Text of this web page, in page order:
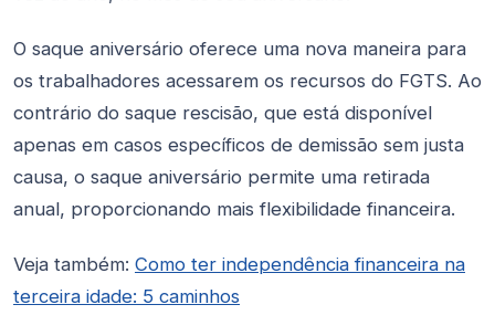
O saque aniversário oferece uma nova maneira para
os trabalhadores acessarem os recursos do FGTS. Ao
contrário do saque rescisão, que está disponível
apenas em casos específicos de demissão sem justa
causa, o saque aniversário permite uma retirada
anual, proporcionando mais flexibilidade financeira.
Veja também: Como ter independência financeira na
terceira idade: 5 caminhos